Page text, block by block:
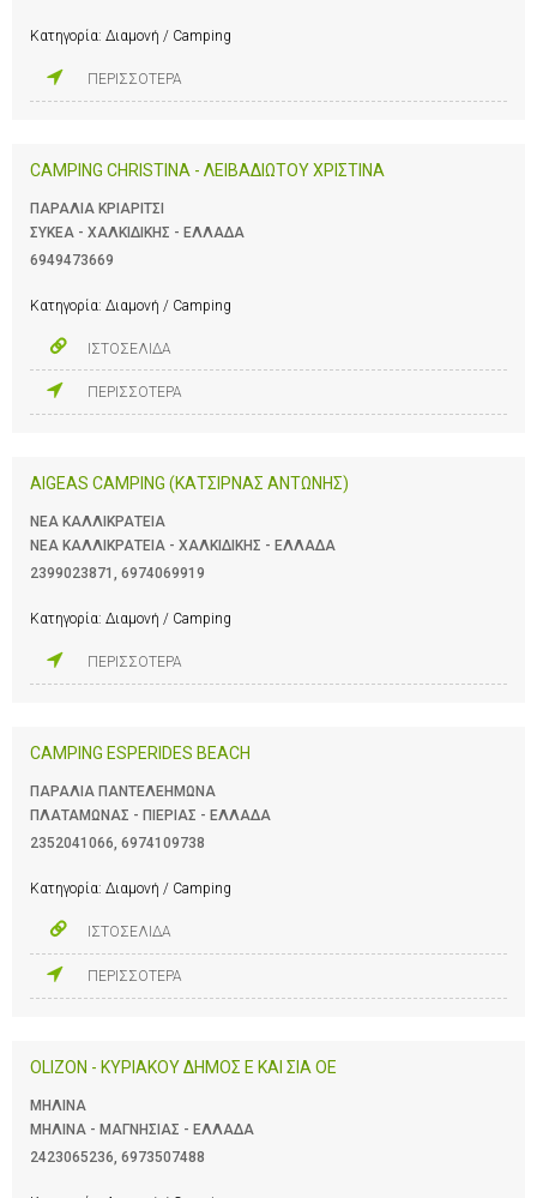
Κατηγορία: Διαμονή / Camping
ΠΕΡΙΣΣΟΤΕΡΑ
CAMPING CHRISTINA - ΛΕΙΒΑΔΙΩΤΟΥ ΧΡΙΣΤΙΝΑ
ΠΑΡΑΛΙΑ ΚΡΙΑΡΙΤΣΙ
ΣΥΚΕΑ - ΧΑΛΚΙΔΙΚΗΣ - ΕΛΛΑΔΑ
6949473669
Κατηγορία: Διαμονή / Camping
ΙΣΤΟΣΕΛΙΔΑ
ΠΕΡΙΣΣΟΤΕΡΑ
AIGEAS CAMPING (ΚΑΤΣΙΡΝΑΣ ΑΝΤΩΝΗΣ)
ΝΕΑ ΚΑΛΛΙΚΡΑΤΕΙΑ
ΝΕΑ ΚΑΛΛΙΚΡΑΤΕΙΑ - ΧΑΛΚΙΔΙΚΗΣ - ΕΛΛΑΔΑ
2399023871 , 6974069919
Κατηγορία: Διαμονή / Camping
ΠΕΡΙΣΣΟΤΕΡΑ
CAMPING ESPERIDES BEACH
ΠΑΡΑΛΙΑ ΠΑΝΤΕΛΕΗΜΩΝΑ
ΠΛΑΤΑΜΩΝΑΣ - ΠΙΕΡΙΑΣ - ΕΛΛΑΔΑ
2352041066, 6974109738
Κατηγορία: Διαμονή / Camping
ΙΣΤΟΣΕΛΙΔΑ
ΠΕΡΙΣΣΟΤΕΡΑ
OLIZON - ΚΥΡΙΑΚΟΥ ΔΗΜΟΣ Ε ΚΑΙ ΣΙΑ ΟΕ
ΜΗΛΙΝΑ
ΜΗΛΙΝΑ - ΜΑΓΝΗΣΙΑΣ - ΕΛΛΑΔΑ
2423065236, 6973507488